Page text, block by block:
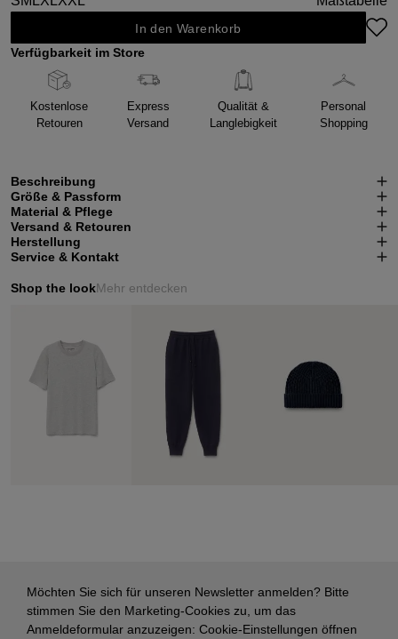
In den Warenkorb
Verfügbarkeit im Store
Kostenlose
Retouren
Express
Versand
Qualität &
Langlebigkeit
Personal
Shopping
Beschreibung
Größe & Passform
Material & Pflege
Versand & Retouren
Herstellung
Service & Kontakt
Shop the lookMehr entdecken
Möchten Sie sich für unseren Newsletter anmelden? Bitte
stimmen Sie den Marketing-Cookies zu, um das
Anmeldeformular anzuzeigen: Cookie-Einstellungen öffnen